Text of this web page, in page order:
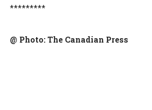
*********
@ Photo: The Canadian Press